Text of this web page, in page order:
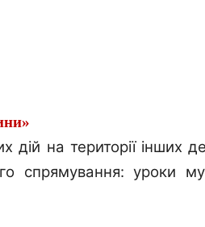
дій на території інших
спрямування: уроки